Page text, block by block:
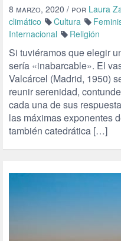
8 marzo, 2020 / por Laura
climático
Cultura
Internacional
Religión
Si tuviéramos que elegir
sería «inabarcable». El
Valcárcel (Madrid, 1950)
reunir serenidad,
cada una de sus
las máximas exponentes
también catedrática […]